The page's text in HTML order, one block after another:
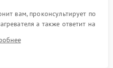
вам, проконсультирует по
а также ответит на